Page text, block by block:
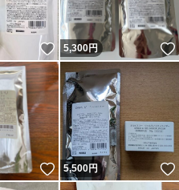
いいね！
5,300円
いいね！
5,500円